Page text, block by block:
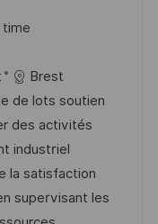
time
Brest
de lots soutien
des activités
industriel
la satisfaction
supervisant les